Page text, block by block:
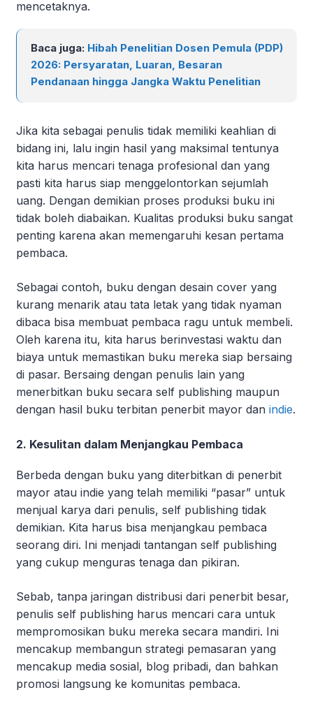
mencetaknya.
Baca juga: Hibah Penelitian Dosen Pemula (PDP)
2026: Persyaratan, Luaran, Besaran
Pendanaan hingga Jangka Waktu Penelitian
Jika kita sebagai penulis tidak memiliki keahlian di
bidang ini, lalu ingin hasil yang maksimal tentunya
kita harus mencari tenaga profesional dan yang
pasti kita harus siap menggelontorkan sejumlah
uang. Dengan demikian proses produksi buku ini
tidak boleh diabaikan. Kualitas produksi buku sangat
penting karena akan memengaruhi kesan pertama
pembaca.
Sebagai contoh, buku dengan desain cover yang
kurang menarik atau tata letak yang tidak nyaman
dibaca bisa membuat pembaca ragu untuk membeli.
Oleh karena itu, kita harus berinvestasi waktu dan
biaya untuk memastikan buku mereka siap bersaing
di pasar. Bersaing dengan penulis lain yang
menerbitkan buku secara self publishing maupun
dengan hasil buku terbitan penerbit mayor dan indie.
2. Kesulitan dalam Menjangkau Pembaca
Berbeda dengan buku yang diterbitkan di penerbit
mayor atau indie yang telah memiliki “pasar” untuk
menjual karya dari penulis, self publishing tidak
demikian. Kita harus bisa menjangkau pembaca
seorang diri. Ini menjadi tantangan self publishing
yang cukup menguras tenaga dan pikiran.
Sebab, tanpa jaringan distribusi dari penerbit besar,
penulis self publishing harus mencari cara untuk
mempromosikan buku mereka secara mandiri. Ini
mencakup membangun strategi pemasaran yang
mencakup media sosial, blog pribadi, dan bahkan
promosi langsung ke komunitas pembaca.